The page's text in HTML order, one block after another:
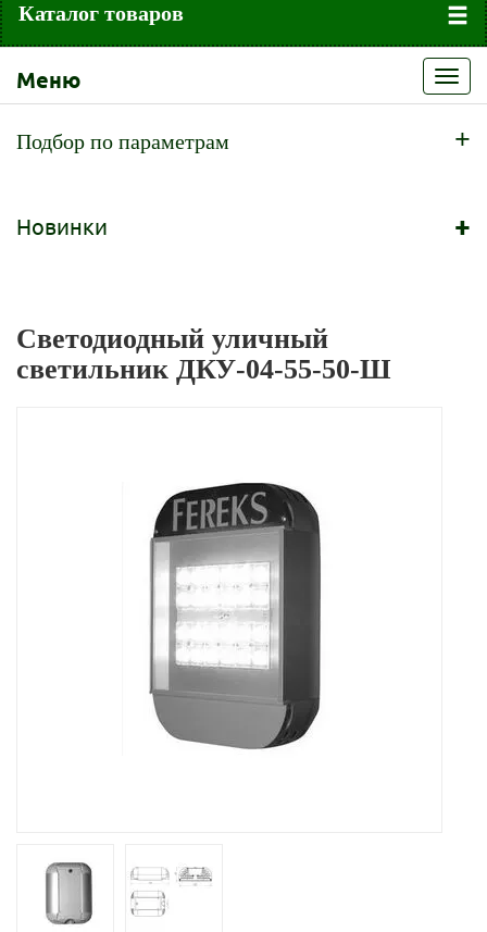
Каталог товаров
Меню
Подбор по параметрам +
Новинки +
Светодиодный уличный
светильник ДКУ-04-55-50-Ш